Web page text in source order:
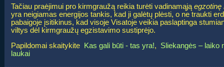
Tačiau praėjimui pro kirmgraužą reikia turėti vadinamąją egzotinę
yra neigiamas energijos tankis, kad ji galėtų plėsti, o ne traukti
pabaigoje įsitikinus, kad visoje Visatoje veikia paslaptinga
viltys dėl kirmgraužų egzistavimo sustiprėjo.
Papildomai skaitykite
Kas gali būti - tas yra!, Sliekangės – laiko
laukai